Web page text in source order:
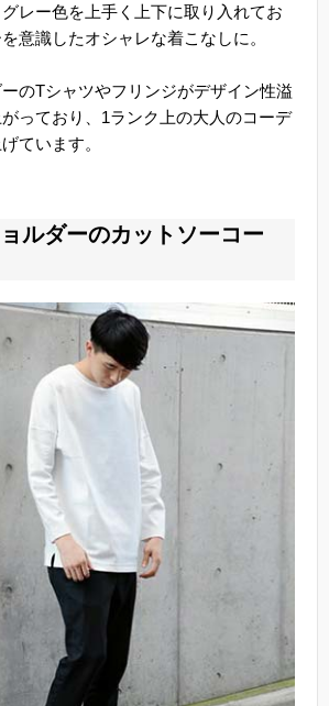
レー色を上手く上下に取り入れてお
意識したオシャレな着こなしに。
のTシャツやフリンジがデザイン性溢
っており、1ランク上の大人のコーデ
ています。
ョルダーのカットソーコー